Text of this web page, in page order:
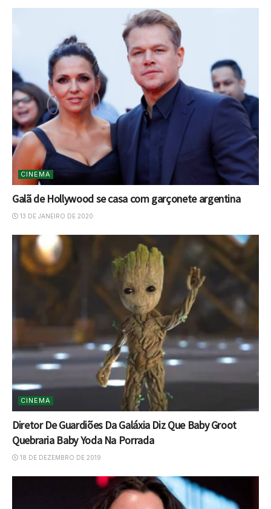
CINEMA
Galã de Hollywood se casa com garçonete argentina
13 DE JANEIRO DE 2020
CINEMA
Diretor De Guardiões Da Galáxia Diz Que Baby Groot
Quebraria Baby Yoda Na Porrada
18 DE DEZEMBRO DE 2019